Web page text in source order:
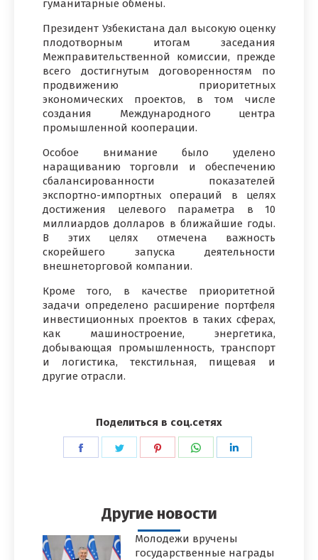
гуманитарные обмены.
Президент Узбекистана дал высокую оценку
плодотворным итогам заседания
Межправительственной комиссии, прежде
всего достигнутым договоренностям по
продвижению приоритетных
экономических проектов, в том числе
создания Международного центра
промышленной кооперации.
Особое внимание было уделено
наращиванию торговли и обеспечению
сбалансированности показателей
экспортно-импортных операций в целях
достижения целевого параметра в 10
миллиардов долларов в ближайшие годы.
В этих целях отмечена важность
скорейшего запуска деятельности
внешнеторговой компании.
Кроме того, в качестве приоритетной
задачи определено расширение портфеля
инвестиционных проектов в таких сферах,
как машиностроение, энергетика,
добывающая промышленность, транспорт
и логистика, текстильная, пищевая и
другие отрасли.
Поделиться в соц.сетях
ПоделитьсяПоделитьсяПоделитьсяПоделиться
Другие новости
Молодежи вручены
государственные награды